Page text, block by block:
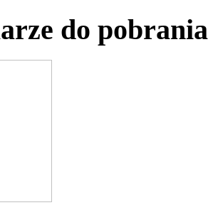
do pobrania